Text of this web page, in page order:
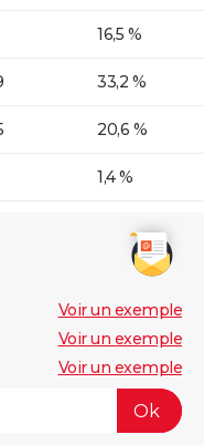
16,5 %
33,2 %
20,6 %
1,4 %
Voir un exemple
Voir un exemple
Voir un exemple